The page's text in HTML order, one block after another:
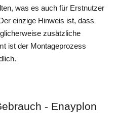
was es auch für Erstnutzer
einzige Hinweis ist, dass
zusätzliche
ist der Montageprozess
- Enayplon